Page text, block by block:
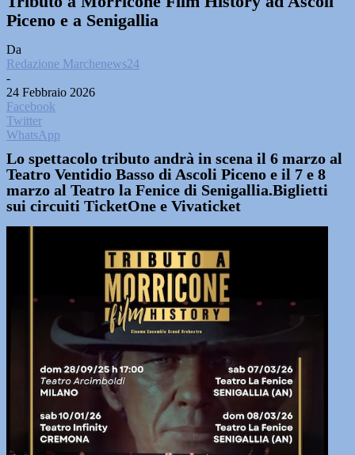
Piceno e a Senigallia
Da
Redazione Marchenews24
-
24 Febbraio 2026
Facebook
Twitter
WhatsApp
Lo spettacolo tributo andrà in scena il 6 marzo al
Teatro Ventidio Basso di Ascoli Piceno e il 7 e 8
marzo al Teatro la Fenice di Senigallia.Biglietti
sui circuiti TicketOne e Vivaticket